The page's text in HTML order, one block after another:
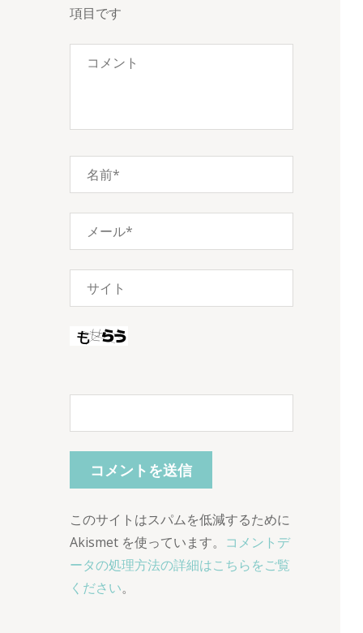
項目です
このサイトはスパムを低減するために
Akismet を使っています。 コメントデ
ータの処理方法の詳細はこちらをご覧
ください。